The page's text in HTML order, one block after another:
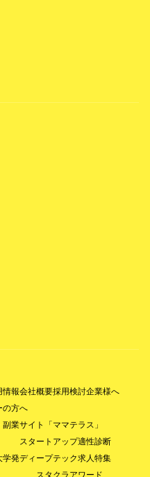
情報会社概要採用検討企業様へ
の方へ
業サイト「ママテラス」
スタートアップ適性診断
学発ディープテック求人特集
スタクラアワード